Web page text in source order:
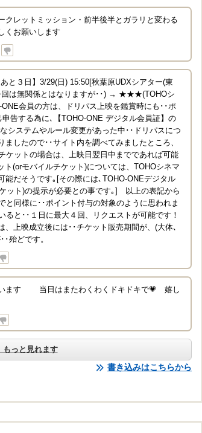
クレットミッション・前半後半とガラリと変わる
くお願いします
と３日】3/29(日) 15:50[秋葉原UDXシアター(東
は無関係とはなりますが･･) → ★★★(TOHOシ
会員の方は、ドリパス上映を鑑賞時にも･･ポ
告する為に､【TOHO-ONE デジタル会員証】の
システムやルール変更があった中･･ドリパスにつ
したので･･サイト内を調べてみましたところ、
ケットの場合は、上映日翌日中までであれば可能
(orモバイルチケット)については、TOHOシネマ
能だそうです｡[その際には､TOHO-ONEデジタル
ット)の提示が必要との事です｡] 以上の表記から
と同様に･･ポイント付与の対象のように思われま
･･１日に最大４回、リクエストが可能です！
上映成立後には･･チケット販売期間が、(大体､
殆どです。
います 当日はまたわくわくドキドキで💗 嬉し
もっと見れます
書き込みはこちらから